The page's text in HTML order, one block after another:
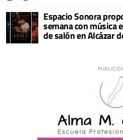
Espacio Sonora
semana con música
de salón en Alcázar